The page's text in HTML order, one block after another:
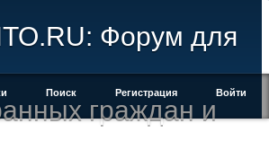
Форум для
граждан и
Поиск Регистрация Войти